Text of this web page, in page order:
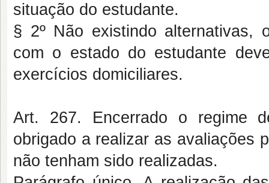
situação do estudante.
§ 2º Não existindo alternativas,
com o estado do estudante
exercícios domiciliares.
Art. 267. Encerrado o regime
obrigado a realizar as avaliações
não tenham sido realizadas.